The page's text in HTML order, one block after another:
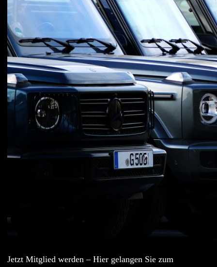
Jetzt Mitglied werden – Hier gelangen Sie zum